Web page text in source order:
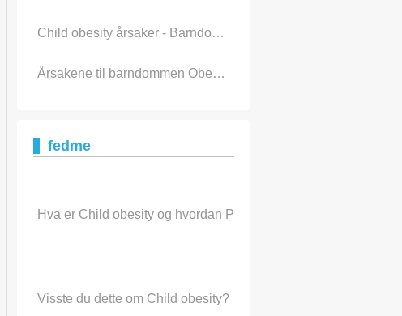
Child obesity årsaker - Barndom Obesity
Årsakene til barndommen Obesity
fedme
Hva er Child obesity og hvordan Prevent
Visste du dette om Child obesity?